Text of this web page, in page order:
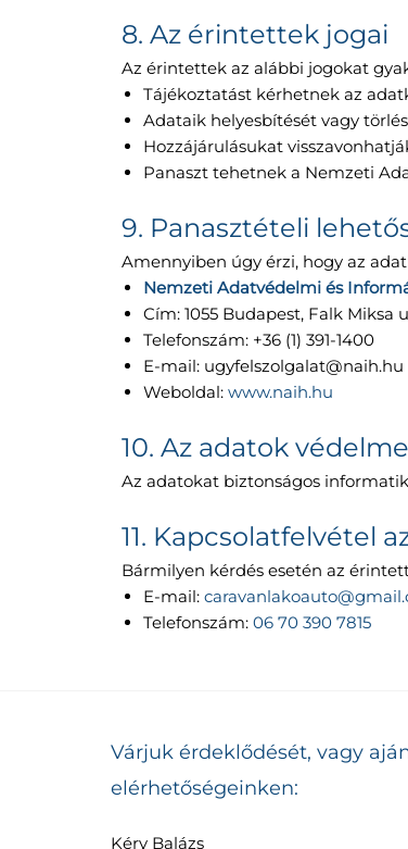
8. Az érintettek jogai
Az érintettek az alábbi jogokat
Tájékoztatást kérhetnek az
Adataik helyesbítését vagy
Hozzájárulásukat
Panaszt tehetnek a Nemzeti
9. Panasztételi
Amennyiben úgy érzi, hogy az
Nemzeti Adatvédelmi és
Cím: 1055 Budapest, Falk Miksa
Telefonszám: +36 (1) 391-1400
E-mail: ugyfelszolgalat@naih.hu
Weboldal: www.naih.hu
10. Az adatok védelme
Az adatokat biztonságos
11. Kapcsolatfelvétel
Bármilyen kérdés esetén az
E-mail:
Telefonszám: 06 70 390 7815
Várjuk érdeklődését, vagy
elérhetőségeinken:
Kéry Balázs